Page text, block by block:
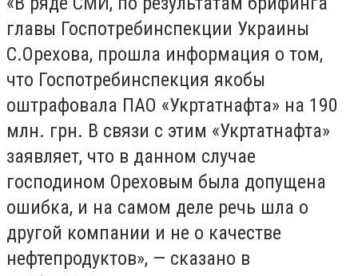
главы Госпотребинспекции Украины
С.Орехова, прошла информация о том,
что Госпотребинспекция якобы
оштрафовала ПАО «Укртатнафта» на 190
млн. грн. В связи с этим «Укртатнафта»
заявляет, что в данном случае
господином Ореховым была допущена
ошибка, и на самом деле речь шла о
другой компании и не о качестве
нефтепродуктов», — сказано в